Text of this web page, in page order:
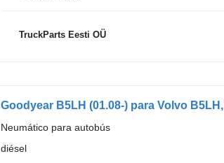
TruckParts Eesti OÜ
Goodyear B5LH (01.08-) para Volvo
Neumático para autobús
diésel